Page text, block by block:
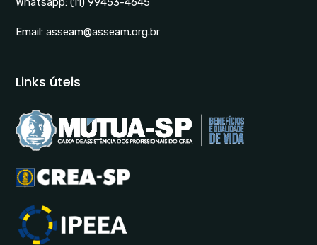
Email:asseam@asseam.org.br
Links úteis